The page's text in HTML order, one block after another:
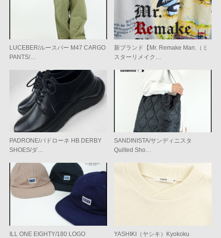
LUCEBER/ルースバー M47 CARGO
PANTS/…
新ブランド【Mr. Remake Man.（ミ
スターリメイク…
PADRONE/パドローネ HB DERBY
SHOES/ダ…
SANDINISTA/サンディニスタ
Quilted Sho…
ILL ONE EIGHTY/180 LOGO
YASHIKI（ヤシキ）Kyokoku